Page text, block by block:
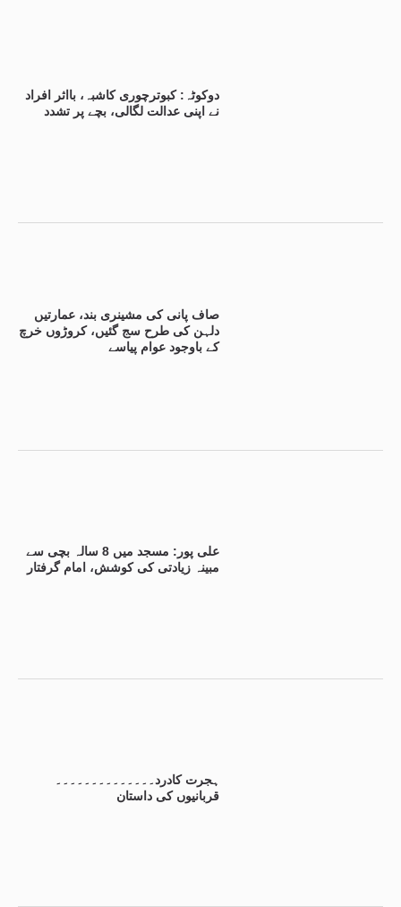
دوکوٹہ: کبوترچوری کاشبہ، بااثر افراد
نے اپنی عدالت لگالی، بچے پر تشدد
صاف پانی کی مشینری بند، عمارتیں
دلہن کی طرح سج گئیں، کروڑوں خرچ
کے باوجود عوام پیاسے
علی پور: مسجد میں 8 سالہ بچی سے
مبینہ زیادتی کی کوشش، امام گرفتار
ہجرت کادرد۔۔۔۔۔۔۔۔۔۔۔۔۔۔
قربانیوں کی داستان